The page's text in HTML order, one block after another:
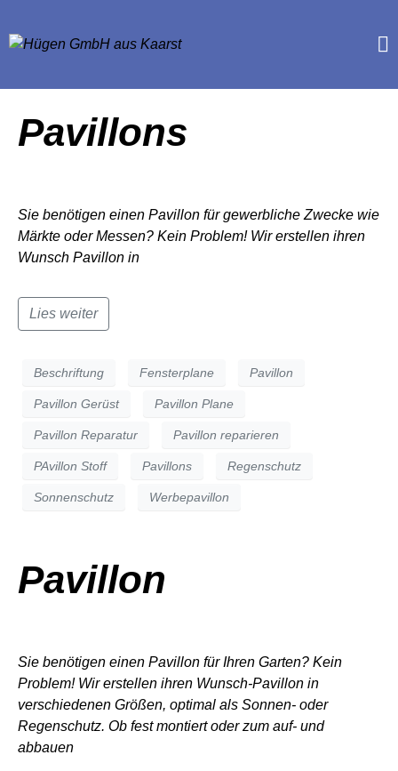
Pavillons
Sie benötigen einen Pavillon für gewerbliche Zwecke wie
Märkte oder Messen? Kein Problem! Wir erstellen ihren
Wunsch Pavillon in
Lies weiter
Beschriftung Fensterplane Pavillon
Pavillon Gerüst Pavillon Plane
Pavillon Reparatur Pavillon reparieren
PAvillon Stoff Pavillons Regenschutz
Sonnenschutz Werbepavillon
Pavillon
Sie benötigen einen Pavillon für Ihren Garten? Kein
Problem! Wir erstellen ihren Wunsch-Pavillon in
verschiedenen Größen, optimal als Sonnen- oder
Regenschutz. Ob fest montiert oder zum auf- und
abbauen